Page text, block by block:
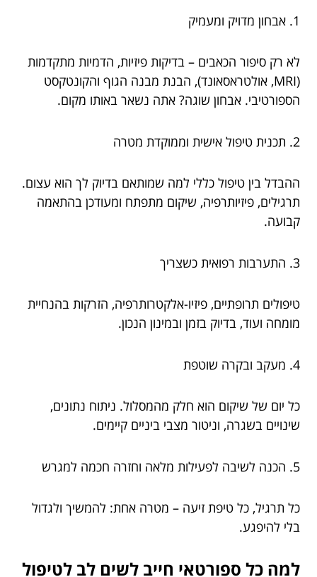
1. אבחון מדויק ומעמיק
לא רק סיפור הכאבים – בדיקות פיזיות, הדמיות מתקדמות
(MRI, אולטראסאונד), הבנת מבנה הגוף והקונטקסט
הספורטיבי. אבחון שוגה? אתה נשאר באותו מקום.
2. תכנית טיפול אישית וממוקדת מטרה
ההבדל בין טיפול כללי למה שמותאם בדיוק לך הוא עצום.
תרגילים, פיזיותרפיה, שיקום מתפתח ומעודכן בהתאמה
קבועה.
3. התערבות רפואית כשצריך
טיפולים תרופתיים, פיזיו-אלקטרותרפיה, הזרקות בהנחיית
מומחה ועוד, בדיוק בזמן ובמינון הנכון.
4. מעקב ובקרה שוטפת
כל יום של שיקום הוא חלק מהמסלול. ניתוח נתונים,
שינויים בשגרה, וניטור מצבי ביניים קיימים.
5. הכנה לשיבה לפעילות מלאה וחזרה חכמה למגרש
כל תרגיל, כל טיפת זיעה – מטרה אחת: להמשיך ולגדול
בלי להיפגע.
למה כל ספורטאי חייב לשים לב לטיפול